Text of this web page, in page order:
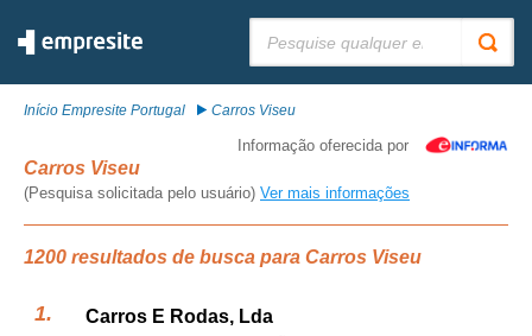
Início Empresite Portugal Carros Viseu
Informação oferecida por
Carros Viseu
(Pesquisa solicitada pelo usuário) Ver mais informações
1200 resultados de busca para Carros Viseu
Carros E Rodas, Lda